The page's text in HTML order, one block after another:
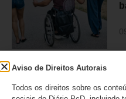
Aviso de Direitos Autorais
Todos os direitos sobre os